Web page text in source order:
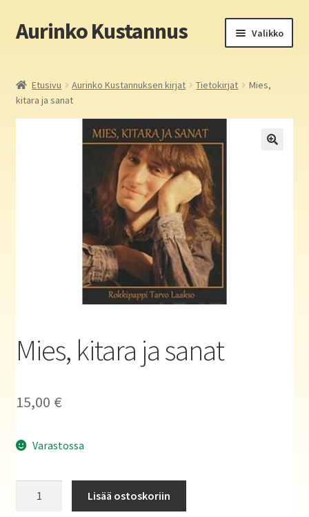
Siirry
navigointiin
Siirry
sisältöön
Aurinko Kustannus Valikko
Yritys
Aurinko Kustannus: kirjat
Auringon kirja- ja paperipuodit verkossa
Etusivu Aurinko Kustannuksen kirjat Tietokirjat
Mies,
kitara ja sanat
Mies, kitara ja sanat
15,00 €
Varastossa
Lisää ostoskoriin